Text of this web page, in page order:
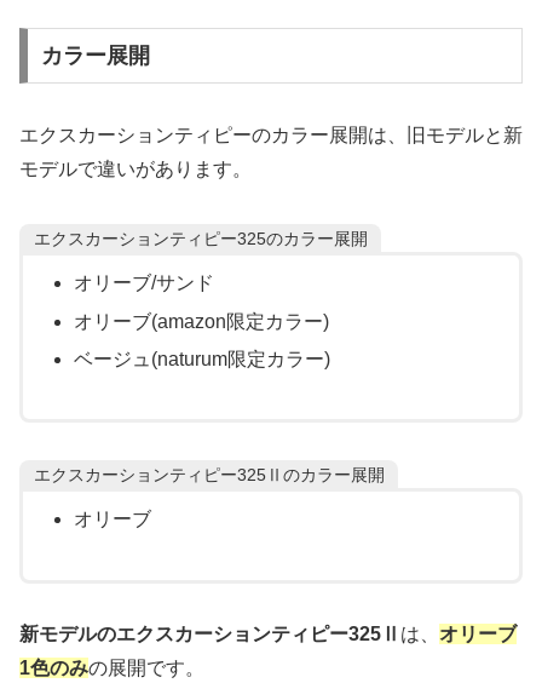
カラー展開
エクスカーションティピーのカラー展開は、旧モデルと新
モデルで違いがあります。
エクスカーションティピー325のカラー展開
オリーブ/サンド
オリーブ(amazon限定カラー)
ベージュ(naturum限定カラー)
エクスカーションティピー325Ⅱのカラー展開
オリーブ
新モデルのエクスカーションティピー325Ⅱ は、 オリーブ
1色のみの展開です。